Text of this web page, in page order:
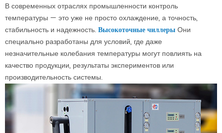
В современных отраслях промышленности контроль
температуры — это уже не просто охлаждение, а точность,
стабильность и надежность.Высокоточные чиллерыОни
специально разработаны для условий, где даже
незначительные колебания температуры могут повлиять на
качество продукции, результаты экспериментов или
производительность системы.